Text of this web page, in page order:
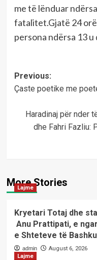
me të lënduar
fatalitet.Gjatë 24
persona ndërsa 13
Post
navigation
Previous:
Çaste poetike me
Haradinaj për nder
dhe Fahri Fazliu:
More Stories
Lajme
Kryetari Totaj dhe
Anu Prattipati, e
e Shteteve të
admin
August 6, 2026
Lajme